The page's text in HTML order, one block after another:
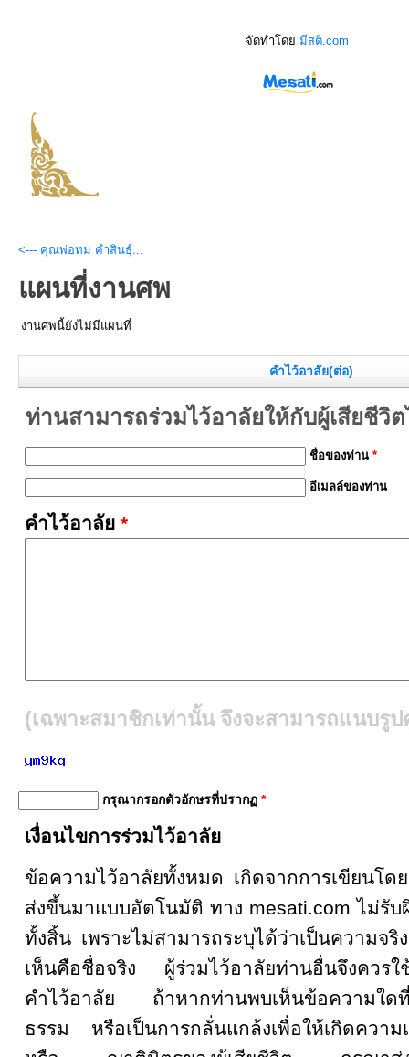
จัดทำโดย มีสติ.com
<--- คุณพ่อทม คำสินธุ์...
แผนที่งานศพ
งานศพนี้ยังไม่มีแผนที่
คำไว้อาลัย(ต่อ)
ท่านสามารถร่วมไว้อาลัยให้กับผู้เสียชีวิ
ชื่อของท่าน*
อีเมลล์ของท่าน
คำไว้อาลัย *
(เฉพาะสมาชิกเท่านั้น จึงจะสามารถแนบรู
กรุณากรอกตัวอักษรที่ปรากฏ *
เงื่อนไขการร่วมไว้อาลัย
ข้อความไว้อาลัยทั้งหมด เกิดจากการเขียนโด
ส่งขึ้นมาแบบอัตโนมัติ ทาง mesati.com ไม่รั
ทั้งสิ้น เพราะไม่สามารถระบุได้ว่าเป็นความจ
เห็นคือชื่อจริง ผู้ร่วมไว้อาลัยท่านอื่นจึงควรใ
คำไว้อาลัย ถ้าหากท่านพบเห็นข้อความใด
ธรรม หรือเป็นการกลั่นแกล้งเพื่อให้เกิดควา